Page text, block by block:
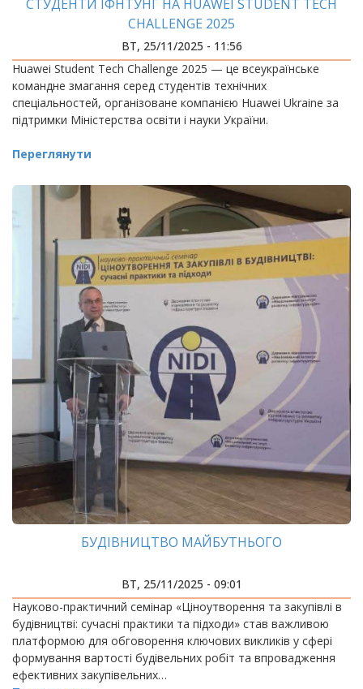
СТУДЕНТИ ІФНТУНГ НА HUAWEI STUDENT TECH
CHALLENGE 2025
ВТ, 25/11/2025 - 11:56
Huawei Student Tech Challenge 2025 — це всеукраїнське
командне змагання серед студентів технічних
спеціальностей, організоване компанією Huawei Ukraine за
підтримки Міністерства освіти і науки України.
Переглянути
БУДІВНИЦТВО МАЙБУТНЬОГО
ВТ, 25/11/2025 - 09:01
Науково-практичний семінар «Ціноутворення та закупівлі в
будівництві: сучасні практики та підходи» став важливою
платформою для обговорення ключових викликів у сфері
формування вартості будівельних робіт та впровадження
ефективних закупівельних…